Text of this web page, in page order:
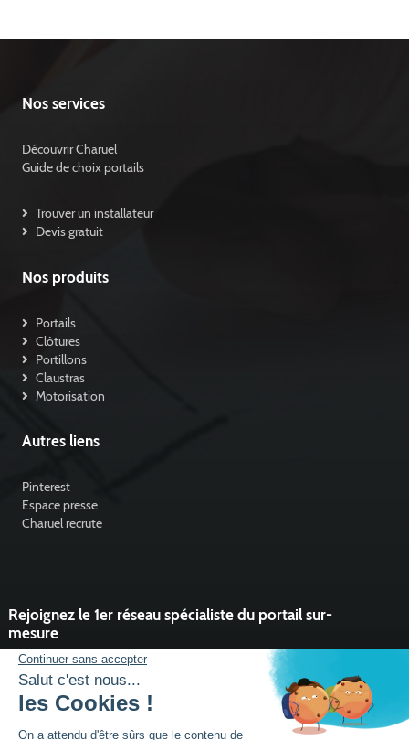
Nos services
Découvrir Charuel
Guide de choix portails
Trouver un installateur
Devis gratuit
Nos produits
Portails
Clôtures
Portillons
Claustras
Motorisation
Autres liens
Pinterest
Espace presse
Charuel recrute
Rejoignez le 1er réseau spécialiste du portail sur-
mesure
Vous souhaitez développer l'activité portail de votre entreprise ?
Rejoindre un réseau dynamique, avec un service et des outils qui
font la différence ?